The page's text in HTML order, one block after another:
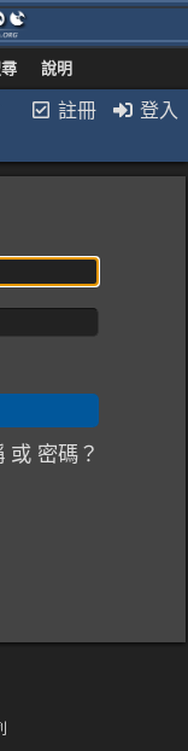
說明
註冊 登入
或 密碼？